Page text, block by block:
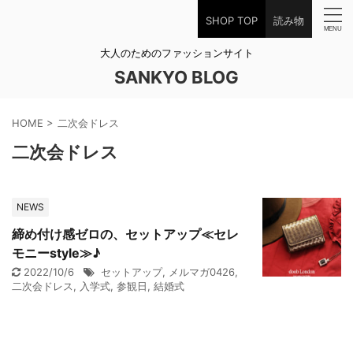
SHOP TOP 読み物
大人のためのファッションサイト
SANKYO BLOG
HOME > 二次会ドレス
二次会ドレス
NEWS
締め付け感ゼロの、セットアップ≪セレ
モニーstyle≫♪
2022/10/6 セットアップ, メルマガ0426,
二次会ドレス, 入学式, 参観日, 結婚式